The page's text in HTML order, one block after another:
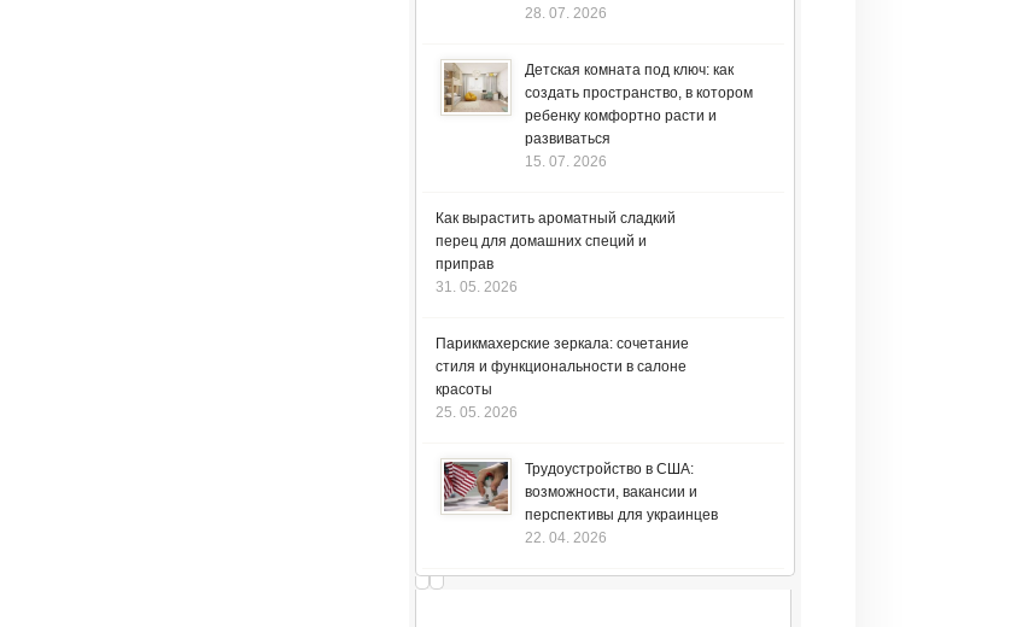
28. 07. 2026
Детская комната под ключ: как
создать пространство, в котором
ребенку комфортно расти и
развиваться
15. 07. 2026
Как вырастить ароматный сладкий
перец для домашних специй и
приправ
31. 05. 2026
Парикмахерские зеркала: сочетание
стиля и функциональности в салоне
красоты
25. 05. 2026
Трудоустройство в США:
возможности, вакансии и
перспективы для украинцев
22. 04. 2026